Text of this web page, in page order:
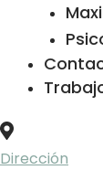
Dirección